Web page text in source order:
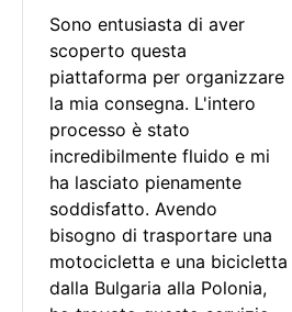
Sono entusiasta di aver
scoperto questa
piattaforma per organizzare
la mia consegna. L'intero
processo è stato
incredibilmente fluido e mi
ha lasciato pienamente
soddisfatto. Avendo
bisogno di trasportare una
motocicletta e una bicicletta
dalla Bulgaria alla Polonia,